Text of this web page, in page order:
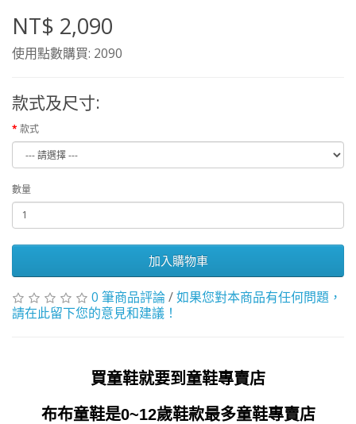
NT$ 2,090
使用點數購買: 2090
款式及尺寸:
款式
數量
加入購物車
0 筆商品評論/如果您對本商品有任何問題，
請在此留下您的意見和建議！
買童鞋就要到童鞋專賣店
布布童鞋是0~12歲鞋款最多童鞋專賣店